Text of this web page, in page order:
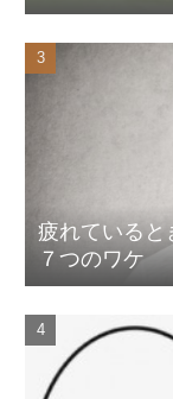
疲れていると
７つのワケ